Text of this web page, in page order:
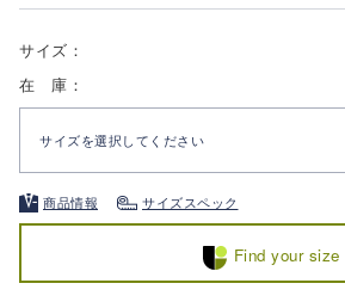
サイズ：
在 庫：
サイズを選択してください
商品情報 サイズスペック
Find your size